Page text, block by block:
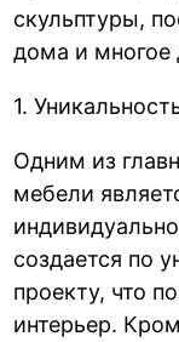
скульптуры,
дома и многое
1.
Одним из
мебели
создается по
проекту, что
интерьер.